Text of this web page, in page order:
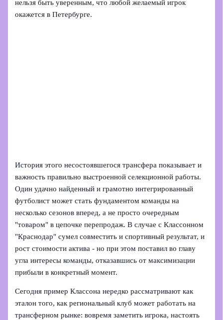
нельзя быть уверенным, что любой желаемый игрок
окажется в Петербурге.
История этого несостоявшегося трансфера показывает и
важность правильно выстроенной селекционной работы.
Один удачно найденный и грамотно интегрированный
футболист может стать фундаментом команды на
несколько сезонов вперед, а не просто очередным
"товаром" в цепочке перепродаж. В случае с Классонном
"Краснодар" сумел совместить и спортивный результат, и
рост стоимости актива - но при этом поставил во главу
угла интересы команды, отказавшись от максимизации
прибыли в конкретный момент.
Сегодня пример Классона нередко рассматривают как
эталон того, как региональный клуб может работать на
трансферном рынке: вовремя заметить игрока, настоять